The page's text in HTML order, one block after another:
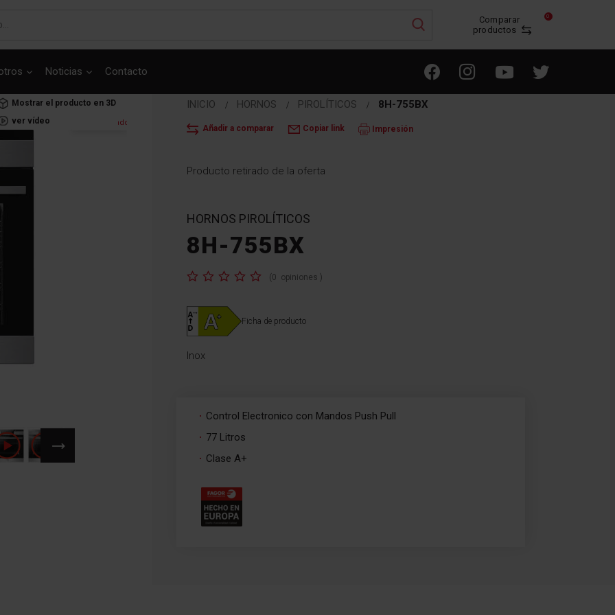
Comparar
productos
0
Noticias Contacto
Mostrar el producto en 3D
ver vídeo
Recomendado
INICIO HORNOS PIROLÍTICOS 8H-755BX
Añadir a comparar Copiar link Impresión
Producto retirado de la oferta
HORNOS PIROLÍTICOS
8H-755BX
Valoración: (0 opiniones )
Ficha de producto
Inox
Control Electronico con Mandos Push Pull
77 Litros
Clase A+